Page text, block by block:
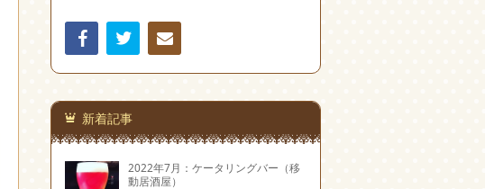
Facebook
連絡
先
新着記事
2022年7月：ケータリングバー（移
動居酒屋）